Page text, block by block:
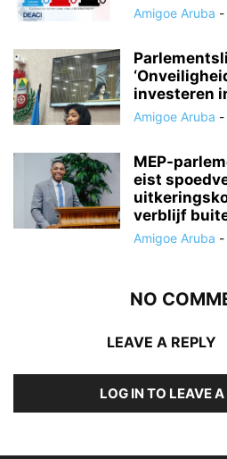
Amigoe Aruba -
investeren
Amigoe Aruba -
MEP-
eist
verblijf
Amigoe Aruba -
NO
LEAVE A REPLY
LOG IN TO LEAVE